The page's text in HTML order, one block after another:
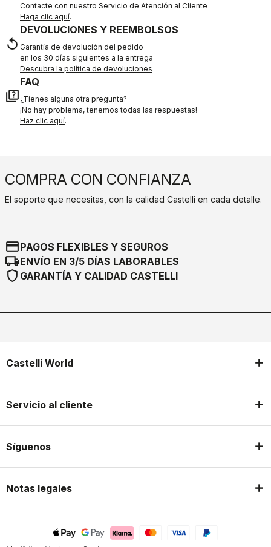
Contacte con nuestro Servicio de Atención al Cliente
Haga clic aquí.
replay
DEVOLUCIONES Y REEMBOLSOS
Garantía de devolución del pedido
en los 30 días siguientes a la entrega
Descubra la política de devoluciones
quiz
FAQ
¿Tienes alguna otra pregunta?
¡No hay problema, tenemos todas las respuestas!
Haz clic aquí.
COMPRA CON CONFIANZA
El soporte que necesitas, con la calidad Castelli en cada detalle.
credit_cardPAGOS FLEXIBLES Y SEGUROS
local_shippingENVÍO EN 3/5 DÍAS LABORABLES
shield GARANTÍA Y CALIDAD CASTELLI
Castelli World
Servicio al cliente
Síguenos
Notas legales